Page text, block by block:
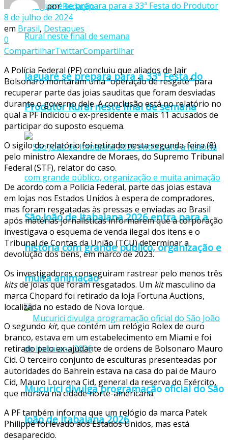
Jaguaré se prepara para a 33ª Festa do
Produtor Rural neste final de semana
São João de Itabaiana 2026 entra para a
história com grande público, organização e
muita animação
Mucurici divulga programação oficial do São
João de Itabaiana 2026
por Redação
8 de julho de 2024
em Brasil, Destaques
0
CompartilharTwittarCompartilhar
A Polícia Federal (PF) concluiu que aliados de Jair
Bolsonaro montaram uma “operação de resgate” para
recuperar parte das joias sauditas que foram desviadas
durante o governo dele. A conclusão está no relatório no
qual a PF indiciou o ex-presidente e mais 11 acusados de
participar do suposto esquema.
O sigilo do relatório foi retirado nesta segunda-feira (8)
pelo ministro Alexandre de Moraes, do Supremo Tribunal
Federal (STF), relator do caso.
De acordo com a Polícia Federal, parte das joias estava
em lojas nos Estados Unidos à espera de compradores,
mas foram resgatadas às pressas e enviadas ao Brasil
após matérias jornalísticas informarem que a corporação
investigava o esquema de venda ilegal dos itens e o
Tribunal de Contas da União (TCU) determinar a
devolução dos bens, em marco de 2023.
Os investigadores conseguiram rastrear pelo menos três
kitsde joias que foram resgatados. Um kitmasculino da
marca Chopard foi retirado da loja Fortuna Auctions,
localizada no estado de Nova Iorque.
O segundo kit, que contém um relógio Rolex de ouro
branco, estava em um estabelecimento em Miami e foi
retirado pelo ex-ajudante de ordens de Bolsonaro Mauro
Cid. O terceiro conjunto de esculturas presenteadas por
autoridades do Bahrein estava na casa do pai de Mauro
Cid, Mauro Lourena Cid, general da reserva do Exército,
que morava na cidade norte-americana.
A PF também informa que um relógio da marca Patek
Philippe foi levado aos Estados Unidos, mas está
desaparecido.